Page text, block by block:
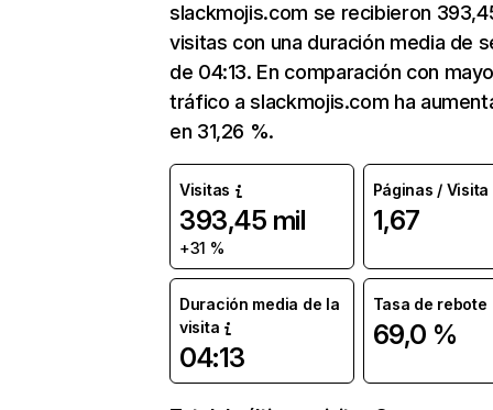
slackmojis.com se recibieron
visitas con una duración media de
de 04:13. En comparación con
tráfico a slackmojis.com ha
en 31,26 %.
Visitas
393,45 mil
+31 %
Páginas / Visita
1,67
Duración media de la
visita
04:13
Tasa de rebote
69,0 %